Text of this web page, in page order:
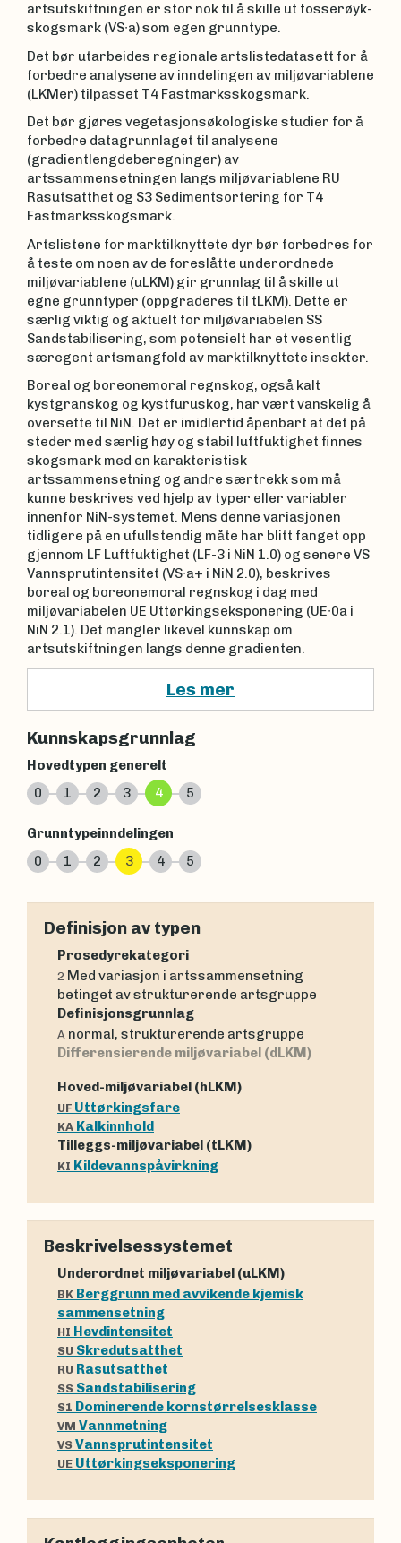
artsutskiftningen er stor nok til å skille ut fosserøyk-
skogsmark (VS∙a) som egen grunntype.
Det bør utarbeides regionale artslistedatasett for å
forbedre analysene av inndelingen av miljøvariablene
(LKMer) tilpasset T4 Fastmarksskogsmark.
Det bør gjøres vegetasjonsøkologiske studier for å
forbedre datagrunnlaget til analysene
(gradientlengdeberegninger) av
artssammensetningen langs miljøvariablene RU
Rasutsatthet og S3 Sedimentsortering for T4
Fastmarksskogsmark.
Artslistene for marktilknyttete dyr bør forbedres for
å teste om noen av de foreslåtte underordnede
miljøvariablene (uLKM) gir grunnlag til å skille ut
egne grunntyper (oppgraderes til tLKM). Dette er
særlig viktig og aktuelt for miljøvariabelen SS
Sandstabilisering, som potensielt har et vesentlig
særegent artsmangfold av marktilknyttete insekter.
Boreal og boreonemoral regnskog, også kalt
kystgranskog og kystfuruskog, har vært vanskelig å
oversette til NiN. Det er imidlertid åpenbart at det på
steder med særlig høy og stabil luftfuktighet finnes
skogsmark med en karakteristisk
artssammensetning og andre særtrekk som må
kunne beskrives ved hjelp av typer eller variabler
innenfor NiN-systemet. Mens denne variasjonen
tidligere på en ufullstendig måte har blitt fanget opp
gjennom LF Luftfuktighet (LF-3 i NiN 1.0) og senere VS
Vannsprutintensitet (VS∙a+ i NiN 2.0), beskrives
boreal og boreonemoral regnskog i dag med
miljøvariabelen UE Uttørkingseksponering (UE∙0a i
NiN 2.1). Det mangler likevel kunnskap om
artsutskiftningen langs denne gradienten.
Les mer
Kunnskapsgrunnlag
Hovedtypen generelt
0
1 2 3 4 5
Grunntypeinndelingen
0
1 2 3 4 5
Definisjon av typen
Prosedyrekategori
2 Med variasjon i artssammensetning
betinget av strukturerende artsgruppe
Definisjonsgrunnlag
A normal, strukturerende artsgruppe
Differensierende miljøvariabel (dLKM)
Hoved-miljøvariabel (hLKM)
UF Uttørkingsfare
KA Kalkinnhold
Tilleggs-miljøvariabel (tLKM)
KI Kildevannspåvirkning
Beskrivelsessystemet
Underordnet miljøvariabel (uLKM)
BK Berggrunn med avvikende kjemisk
sammensetning
HI Hevdintensitet
SU Skredutsatthet
RU Rasutsatthet
SS Sandstabilisering
S1 Dominerende kornstørrelsesklasse
VM Vannmetning
VS Vannsprutintensitet
UE Uttørkingseksponering